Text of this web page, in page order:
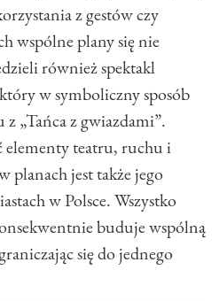
z gestów czy
wspólne plany się nie
również spektakl
w symboliczny sposób
„Tańca z gwiazdami”.
elementy teatru, ruchu i
planach jest także jego
w Polsce. Wszystko
buduje wspólną
się do jednego